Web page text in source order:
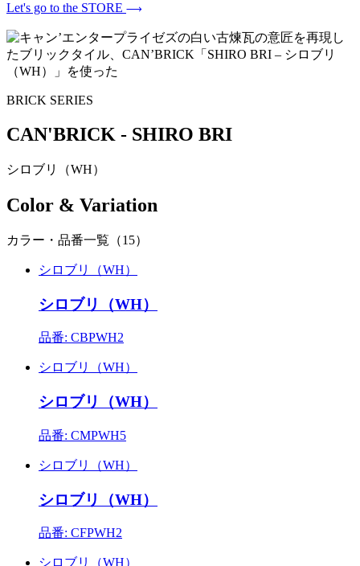
Let's go to the STORE
BRICK SERIES
CAN'BRICK - SHIRO BRI
シロブリ（WH）
Color & Variation
カラー・品番一覧（15）
シロブリ（WH）
シロブリ（WH）
品番: CBPWH2
シロブリ（WH）
シロブリ（WH）
品番: CMPWH5
シロブリ（WH）
シロブリ（WH）
品番: CFPWH2
シロブリ（WH）